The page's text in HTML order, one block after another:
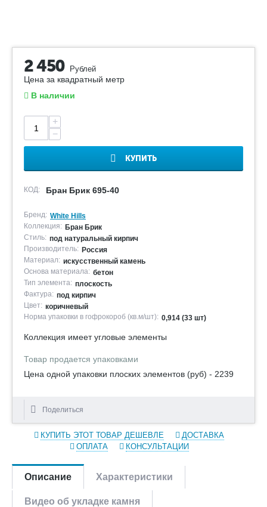
2 450 Рублей
Цена за квадратный метр
В наличии
+
−
КУПИТЬ
КОД: Бран Брик 695-40
Бренд: White Hills
Коллекция: Бран Брик
Стиль: под натуральный кирпич
Производитель: Россия
Материал: искусственный камень
Основа материала: бетон
Тип элемента: плоскость
Фактура: под кирпич
Цвет: коричневый
Норма упаковки в гофрокороб (кв.м/шт): 0,914 (33 шт)
Коллекция имеет угловые элементы
Товар продается упаковками
Цена одной упаковки плоских элементов (руб) - 2239
Поделиться
КУПИТЬ ЭТОТ ТОВАР ДЕШЕВЛЕ
ДОСТАВКА
ОПЛАТА
КОНСУЛЬТАЦИИ
Описание Характеристики
Видео об укладке камня